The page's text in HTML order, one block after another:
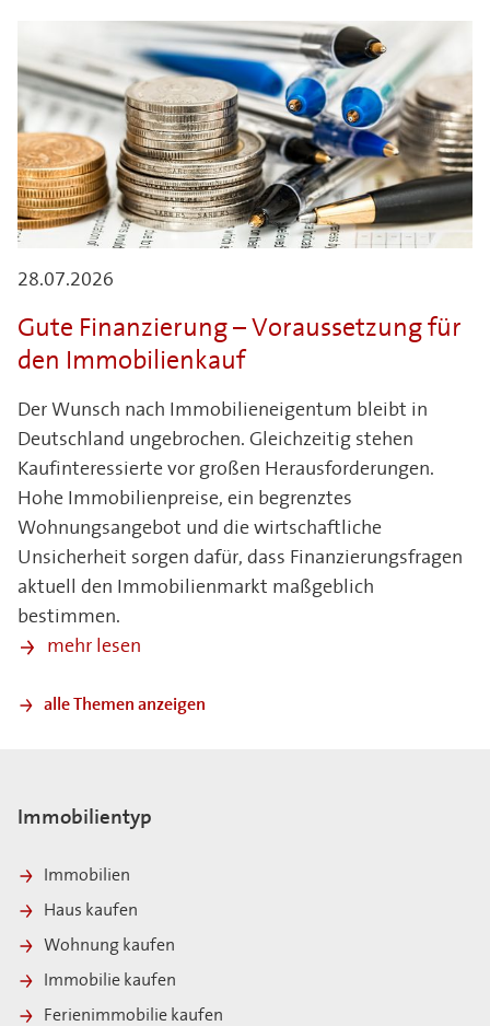
28.07.2026
Gute Finanzierung – Voraussetzung für
den Immobilienkauf
Der Wunsch nach Immobilieneigentum bleibt in
Deutschland ungebrochen. Gleichzeitig stehen
Kaufinteressierte vor großen Herausforderungen.
Hohe Immobilienpreise, ein begrenztes
Wohnungsangebot und die wirtschaftliche
Unsicherheit sorgen dafür, dass Finanzierungsfragen
aktuell den Immobilienmarkt maßgeblich
bestimmen.
mehr lesen
alle Themen anzeigen
Immobilientyp
Immobilien
Haus kaufen
Wohnung kaufen
Immobilie kaufen
Ferienimmobilie kaufen